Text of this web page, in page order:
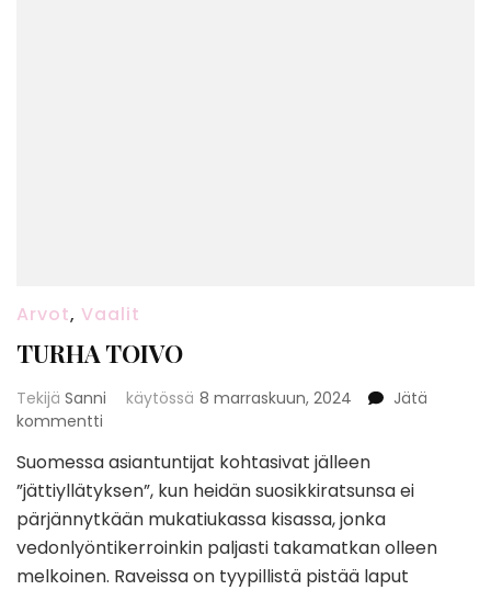
Arvot, Vaalit
TURHA TOIVO
Tekijä Sanni käytössä 8 marraskuun, 2024
Jätä
kommentti
TOIVO
Suomessa asiantuntijat kohtasivat jälleen
”jättiyllätyksen”, kun heidän suosikkiratsunsa ei
pärjännytkään mukatiukassa kisassa, jonka
vedonlyöntikerroinkin paljasti takamatkan olleen
melkoinen. Raveissa on tyypillistä pistää laput